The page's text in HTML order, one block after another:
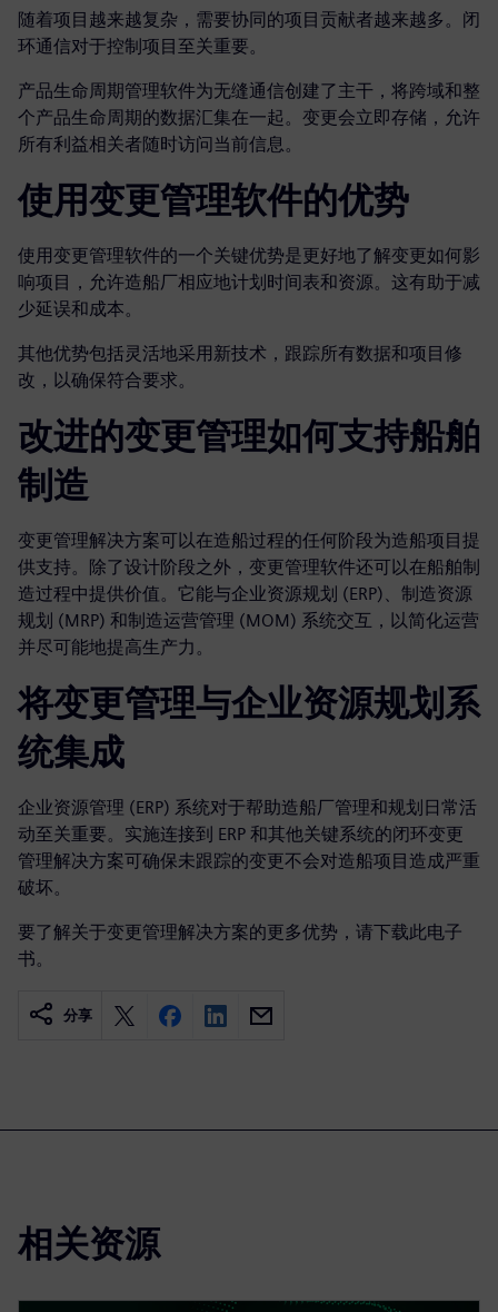
随着项目越来越复杂，需要协同的项目贡献者越来越多。闭
环通信对于控制项目至关重要。
产品生命周期管理软件为无缝通信创建了主干，将跨域和整
个产品生命周期的数据汇集在一起。变更会立即存储，允许
所有利益相关者随时访问当前信息。
使用变更管理软件的优势
使用变更管理软件的一个关键优势是更好地了解变更如何影
响项目，允许造船厂相应地计划时间表和资源。这有助于减
少延误和成本。
其他优势包括灵活地采用新技术，跟踪所有数据和项目修
改，以确保符合要求。
改进的变更管理如何支持船舶
制造
变更管理解决方案可以在造船过程的任何阶段为造船项目提
供支持。除了设计阶段之外，变更管理软件还可以在船舶制
造过程中提供价值。它能与企业资源规划 (ERP)、制造资源
规划 (MRP) 和制造运营管理 (MOM) 系统交互，以简化运营
并尽可能地提高生产力。
将变更管理与企业资源规划系
统集成
企业资源管理 (ERP) 系统对于帮助造船厂管理和规划日常活
动至关重要。实施连接到 ERP 和其他关键系统的闭环变更
管理解决方案可确保未跟踪的变更不会对造船项目造成严重
破坏。
要了解关于变更管理解决方案的更多优势，请下载此电子
书。
分享
相关资源